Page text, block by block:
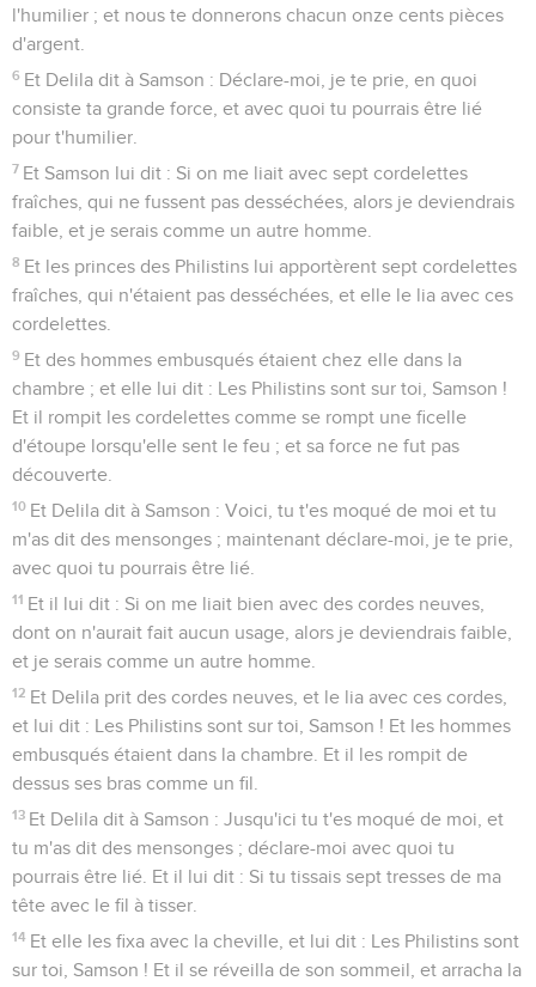
l'humilier ; et nous te donnerons chacun onze cents pièces
d'argent.
6 Et Delila dit à Samson : Déclare-moi, je te prie, en quoi
consiste ta grande force, et avec quoi tu pourrais être lié
pour t'humilier.
7 Et Samson lui dit : Si on me liait avec sept cordelettes
fraîches, qui ne fussent pas desséchées, alors je deviendrais
faible, et je serais comme un autre homme.
8 Et les princes des Philistins lui apportèrent sept cordelettes
fraîches, qui n'étaient pas desséchées, et elle le lia avec ces
cordelettes.
9 Et des hommes embusqués étaient chez elle dans la
chambre ; et elle lui dit : Les Philistins sont sur toi, Samson !
Et il rompit les cordelettes comme se rompt une ficelle
d'étoupe lorsqu'elle sent le feu ; et sa force ne fut pas
découverte.
10 Et Delila dit à Samson : Voici, tu t'es moqué de moi et tu
m'as dit des mensonges ; maintenant déclare-moi, je te prie,
avec quoi tu pourrais être lié.
11 Et il lui dit : Si on me liait bien avec des cordes neuves,
dont on n'aurait fait aucun usage, alors je deviendrais faible,
et je serais comme un autre homme.
12 Et Delila prit des cordes neuves, et le lia avec ces cordes,
et lui dit : Les Philistins sont sur toi, Samson ! Et les hommes
embusqués étaient dans la chambre. Et il les rompit de
dessus ses bras comme un fil.
13 Et Delila dit à Samson : Jusqu'ici tu t'es moqué de moi, et
tu m'as dit des mensonges ; déclare-moi avec quoi tu
pourrais être lié. Et il lui dit : Si tu tissais sept tresses de ma
tête avec le fil à tisser.
14 Et elle les fixa avec la cheville, et lui dit : Les Philistins sont
sur toi, Samson ! Et il se réveilla de son sommeil, et arracha la